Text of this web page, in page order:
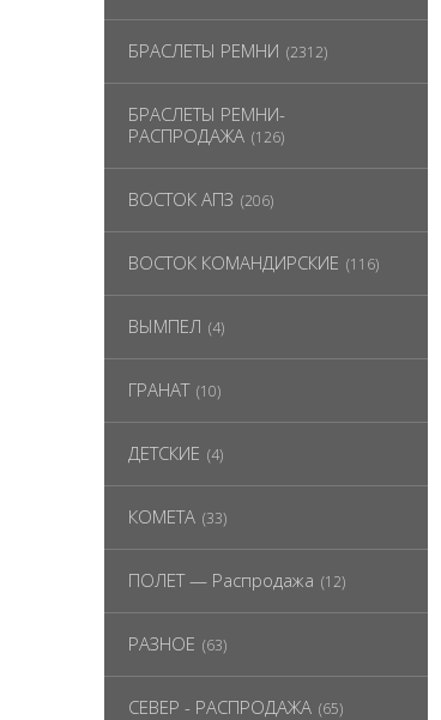
БРАСЛЕТЫ РЕМНИ (2312)
БРАСЛЕТЫ РЕМНИ-
РАСПРОДАЖА (126)
ВОСТОК АПЗ (206)
ВОСТОК КОМАНДИРСКИЕ (116)
ВЫМПЕЛ (4)
ГРАНАТ (10)
ДЕТСКИЕ (4)
КОМЕТА (33)
ПОЛЕТ — Распродажа (12)
РАЗНОЕ (63)
СЕВЕР - РАСПРОДАЖА (65)